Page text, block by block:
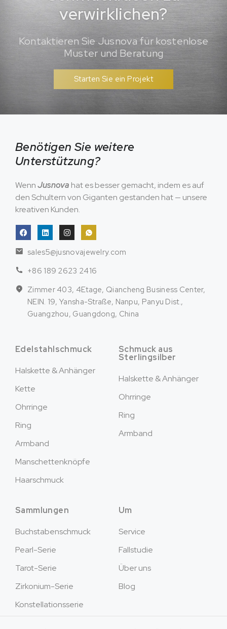
verwirklichen?
Kontaktieren Sie Jusnova für kostenlose
Muster und Beratung
Starten Sie ein Projekt
Benötigen Sie weitere
Unterstützung?
WennJusnova hat es besser gemacht, indem es auf
den Schultern von Giganten gestanden hat — unsere
kreativen Kunden.
sales5@jusnovajewelry.com
+86 189 2623 2416
Zimmer 403, 4Etage, Qiancheng Business Center,
NEIN. 19, Yansha-Straße, Nanpu, Panyu Dist.,
Guangzhou, Guangdong, China
Edelstahlschmuck
Halskette & Anhänger
Kette
Ohrringe
Ring
Armband
Manschettenknöpfe
Haarschmuck
Schmuck aus
Sterlingsilber
Halskette & Anhänger
Ohrringe
Ring
Armband
Sammlungen
Buchstabenschmuck
Pearl-Serie
Tarot-Serie
Zirkonium-Serie
Konstellationsserie
Um
Service
Fallstudie
Über uns
Blog